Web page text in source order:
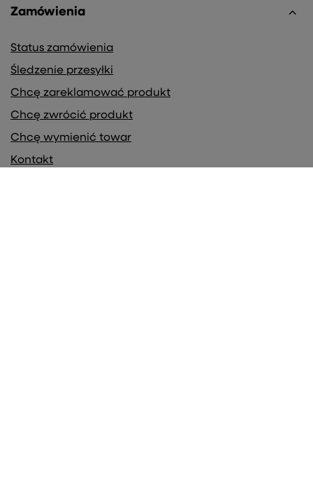
Zamówienia
Status zamówienia
Śledzenie przesyłki
Chcę zareklamować produkt
Chcę zwrócić produkt
Chcę wymienić towar
Kontakt